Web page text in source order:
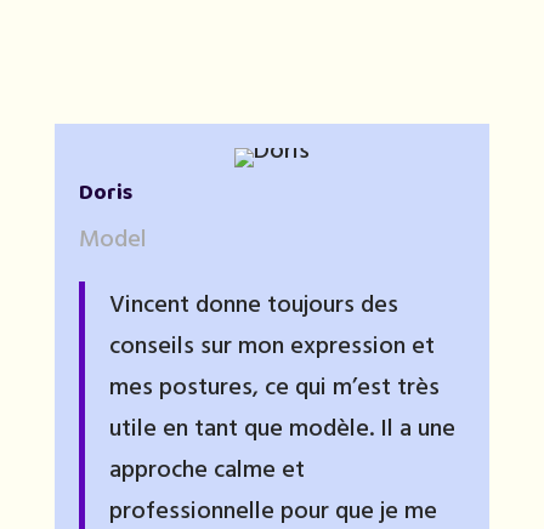
Doris
Model
Vincent donne toujours des
conseils sur mon expression et
mes postures, ce qui m’est très
utile en tant que modèle. Il a une
approche calme et
professionnelle pour que je me